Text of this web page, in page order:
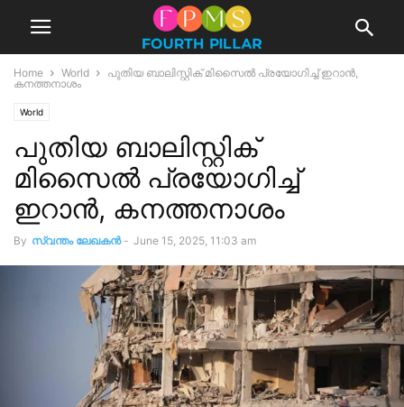
Home World
പുതിയ ബാലിസ്റ്റിക് മിസൈൽ പ്രയോഗിച്ച് ഇറാൻ,
കനത്തനാശം
World
പുതിയ ബാലിസ്റ്റിക്
മിസൈൽ പ്രയോഗിച്ച്
ഇറാൻ, കനത്തനാശം
By സ്വന്തം ലേഖകന്‍ - June 15, 2025, 11:03 am